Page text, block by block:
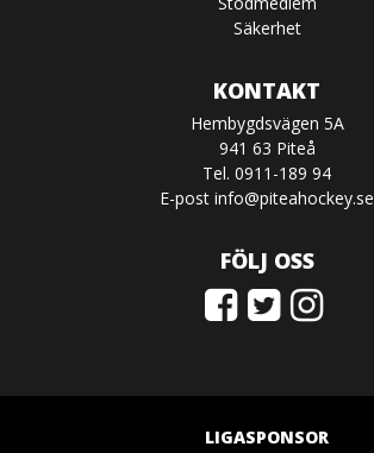
Säkerhet
KONTAKT
Hembygdsvägen 5A
941 63 Piteå
Tel. 0911-189 94
E-post info@piteahockey.se
FÖLJ OSS
LIGASPONSOR